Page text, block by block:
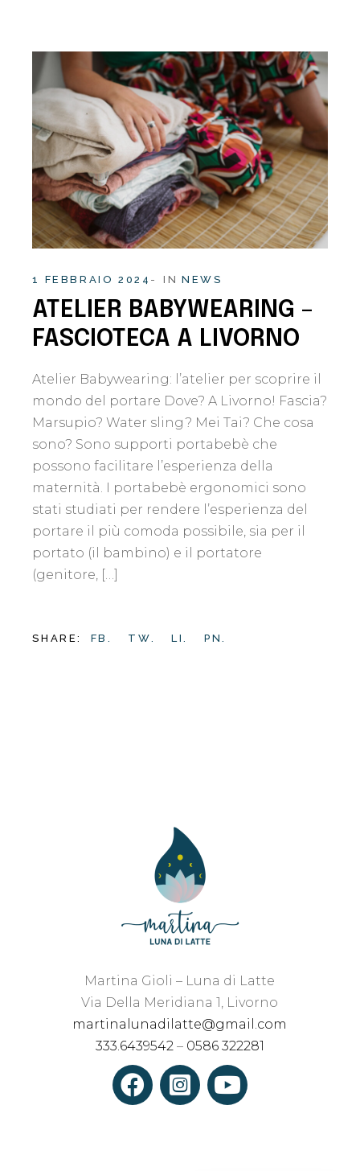
1 FEBBRAIO 2024 IN NEWS
ATELIER BABYWEARING –
FASCIOTECA A LIVORNO
Atelier Babywearing: l’atelier per scoprire il
mondo del portare Dove? A Livorno! Fascia?
Marsupio? Water sling? Mei Tai? Che cosa
sono? Sono supporti portabebè che
possono facilitare l’esperienza della
maternità. I portabebè ergonomici sono
stati studiati per rendere l’esperienza del
portare il più comoda possibile, sia per il
portato (il bambino) e il portatore
(genitore, […]
SHARE: FB. TW. LI. PN.
Martina Gioli – Luna di Latte
Via Della Meridiana 1, Livorno
martinalunadilatte@gmail.com
333.6439542– 0586 322281